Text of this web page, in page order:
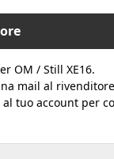
OM / Still XE16.
mail al
tuo account per